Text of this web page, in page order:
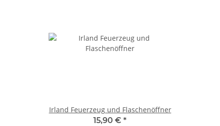
Irland Feuerzeug und Flaschenöffner
15,90 € *